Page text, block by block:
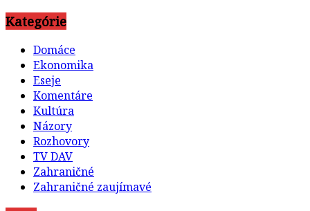
Kategórie
Domáce
Ekonomika
Eseje
Komentáre
Kultúra
Názory
Rozhovory
TV DAV
Zahraničné
Zahraničné zaujímavé